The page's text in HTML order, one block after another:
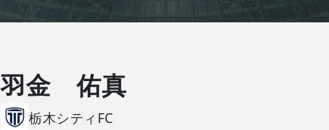
羽金 佑真
栃木シティFC